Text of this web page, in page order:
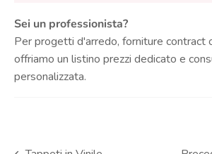
Sei un professionista?
Per progetti d'arredo, forniture contract
offriamo un listino prezzi dedicato e
personalizzata.